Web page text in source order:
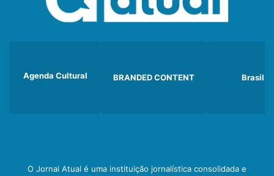
Agenda Cultural BRANDED CONTENT Brasil
O Jornal Atual é uma instituição jornalística consolidada e